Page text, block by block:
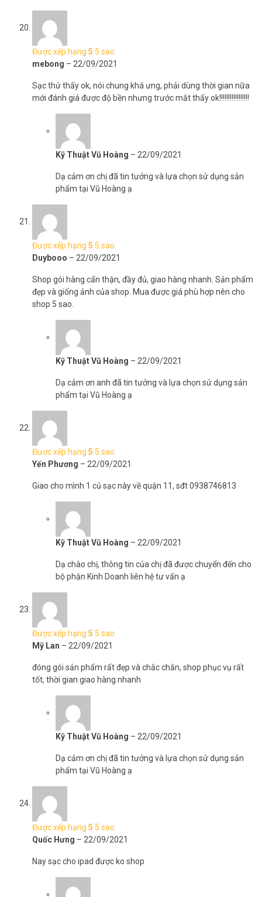
Được xếp hạng 5 5 sao
mebong – 22/09/2021
Sạc thử thấy ok, nói chung khá ưng, phải dùng thời gian nữa
mới đánh giá được độ bền nhưng trước mắt thấy ok!!!!!!!!!!!!!!!!!
Kỹ Thuật Vũ Hoàng – 22/09/2021
Dạ cảm ơn chị đã tin tưởng và lựa chọn sử dụng sản
phẩm tại Vũ Hoàng ạ
Được xếp hạng 5 5 sao
Duybooo – 22/09/2021
Shop gói hàng cẩn thận, đầy đủ, giao hàng nhanh. Sản phẩm
đẹp và giống ảnh của shop. Mua được giá phù hợp nên cho
shop 5 sao.
Kỹ Thuật Vũ Hoàng – 22/09/2021
Dạ cảm ơn anh đã tin tưởng và lựa chọn sử dụng sản
phẩm tại Vũ Hoàng ạ
Được xếp hạng 5 5 sao
Yến Phương – 22/09/2021
Giao cho mình 1 củ sạc này về quận 11, sđt 0938746813
Kỹ Thuật Vũ Hoàng – 22/09/2021
Dạ chào chị, thông tin của chị đã được chuyển đến cho
bộ phận Kinh Doanh liên hệ tư vấn ạ
Được xếp hạng 5 5 sao
Mỹ Lan – 22/09/2021
đóng gói sản phẩm rất đẹp và chắc chắn, shop phục vụ rất
tốt, thời gian giao hàng nhanh
Kỹ Thuật Vũ Hoàng – 22/09/2021
Dạ cảm ơn chị đã tin tưởng và lựa chọn sử dụng sản
phẩm tại Vũ Hoàng ạ
Được xếp hạng 5 5 sao
Quốc Hưng – 22/09/2021
Nay sạc cho ipad được ko shop